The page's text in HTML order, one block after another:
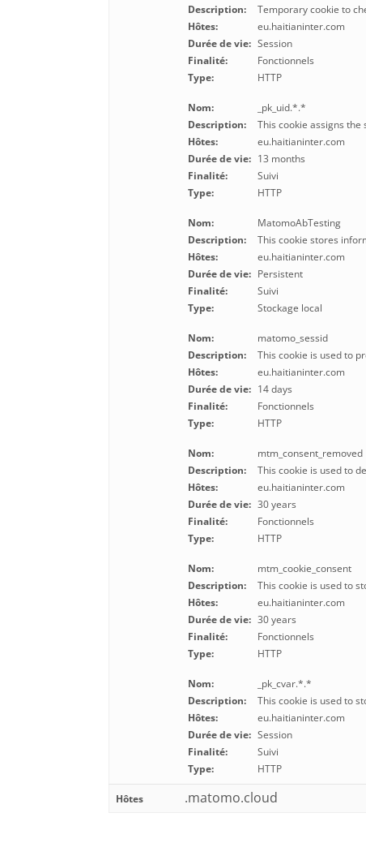
Description:
Temporary cookie to
Hôtes:
eu.haitianinter.com
Durée de vie: Session
Finalité:
Fonctionnels
Type:
HTTP
Nom:
_pk_uid.*.*
Description:
This cookie assigns
Hôtes:
eu.haitianinter.com
Durée de vie: 13 months
Finalité:
Suivi
Type:
HTTP
Nom:
MatomoAbTesting
Description:
This cookie stores
Hôtes:
eu.haitianinter.com
Durée de vie: Persistent
Finalité:
Suivi
Type:
Stockage local
Nom:
matomo_sessid
Description:
This cookie is used to
Hôtes:
eu.haitianinter.com
Durée de vie: 14 days
Finalité:
Fonctionnels
Type:
HTTP
Nom:
mtm_consent_removed
Description:
This cookie is used to
Hôtes:
eu.haitianinter.com
Durée de vie: 30 years
Finalité:
Fonctionnels
Type:
HTTP
Nom:
mtm_cookie_consent
Description:
This cookie is used to
Hôtes:
eu.haitianinter.com
Durée de vie: 30 years
Finalité:
Fonctionnels
Type:
HTTP
Nom:
_pk_cvar.*.*
Description:
This cookie is used to
Hôtes:
eu.haitianinter.com
Durée de vie: Session
Finalité:
Suivi
Type:
HTTP
Hôtes .matomo.cloud